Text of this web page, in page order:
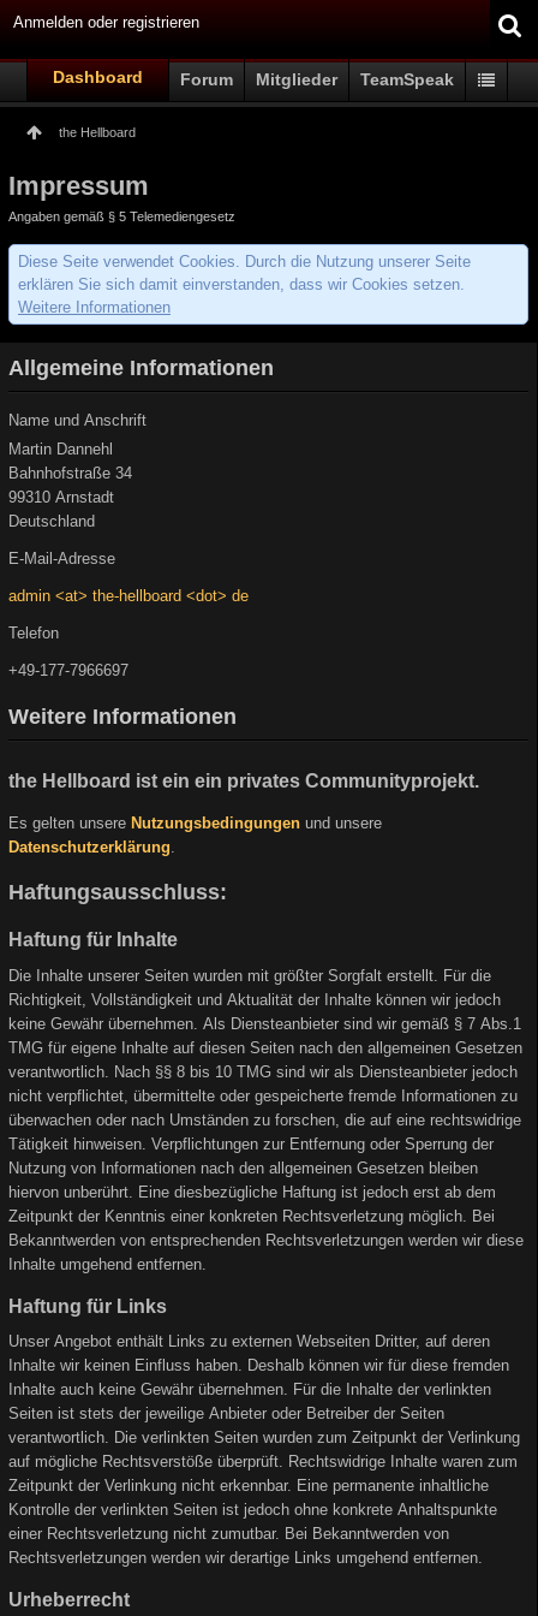
Anmelden oder registrieren
Dashboard Forum Mitglieder TeamSpeak
the Hellboard
Impressum
Angaben gemäß § 5 Telemediengesetz
Diese Seite verwendet Cookies. Durch die Nutzung unserer Seite
erklären Sie sich damit einverstanden, dass wir Cookies setzen.
Weitere Informationen
Allgemeine Informationen
Name und Anschrift
Martin Dannehl
Bahnhofstraße 34
99310 Arnstadt
Deutschland
E-Mail-Adresse
admin <at> the-hellboard <dot> de
Telefon
+49-177-7966697
Weitere Informationen
the Hellboard ist ein ein privates Communityprojekt.
Es gelten unsere Nutzungsbedingungen und unsere
Datenschutzerklärung
Haftungsausschluss:
Haftung für Inhalte
Die Inhalte unserer Seiten wurden mit größter Sorgfalt erstellt. Für die
Richtigkeit, Vollständigkeit und Aktualität der Inhalte können wir jedoch
keine Gewähr übernehmen. Als Diensteanbieter sind wir gemäß § 7 Abs.1
TMG für eigene Inhalte auf diesen Seiten nach den allgemeinen Gesetzen
verantwortlich. Nach §§ 8 bis 10 TMG sind wir als Diensteanbieter jedoch
nicht verpflichtet, übermittelte oder gespeicherte fremde Informationen zu
überwachen oder nach Umständen zu forschen, die auf eine rechtswidrige
Tätigkeit hinweisen. Verpflichtungen zur Entfernung oder Sperrung der
Nutzung von Informationen nach den allgemeinen Gesetzen bleiben
hiervon unberührt. Eine diesbezügliche Haftung ist jedoch erst ab dem
Zeitpunkt der Kenntnis einer konkreten Rechtsverletzung möglich. Bei
Bekanntwerden von entsprechenden Rechtsverletzungen werden wir diese
Inhalte umgehend entfernen.
Haftung für Links
Unser Angebot enthält Links zu externen Webseiten Dritter, auf deren
Inhalte wir keinen Einfluss haben. Deshalb können wir für diese fremden
Inhalte auch keine Gewähr übernehmen. Für die Inhalte der verlinkten
Seiten ist stets der jeweilige Anbieter oder Betreiber der Seiten
verantwortlich. Die verlinkten Seiten wurden zum Zeitpunkt der Verlinkung
auf mögliche Rechtsverstöße überprüft. Rechtswidrige Inhalte waren zum
Zeitpunkt der Verlinkung nicht erkennbar. Eine permanente inhaltliche
Kontrolle der verlinkten Seiten ist jedoch ohne konkrete Anhaltspunkte
einer Rechtsverletzung nicht zumutbar. Bei Bekanntwerden von
Rechtsverletzungen werden wir derartige Links umgehend entfernen.
Urheberrecht